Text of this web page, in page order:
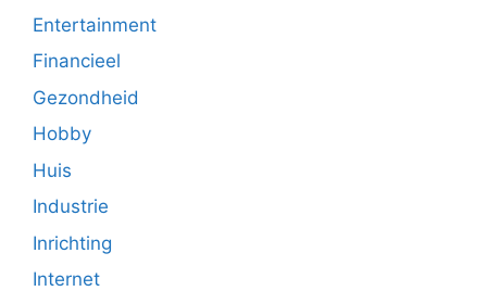
Entertainment
Financieel
Gezondheid
Hobby
Huis
Industrie
Inrichting
Internet